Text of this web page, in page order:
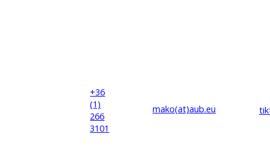
+36
(1)
266
3101
mako(at)aub.eu